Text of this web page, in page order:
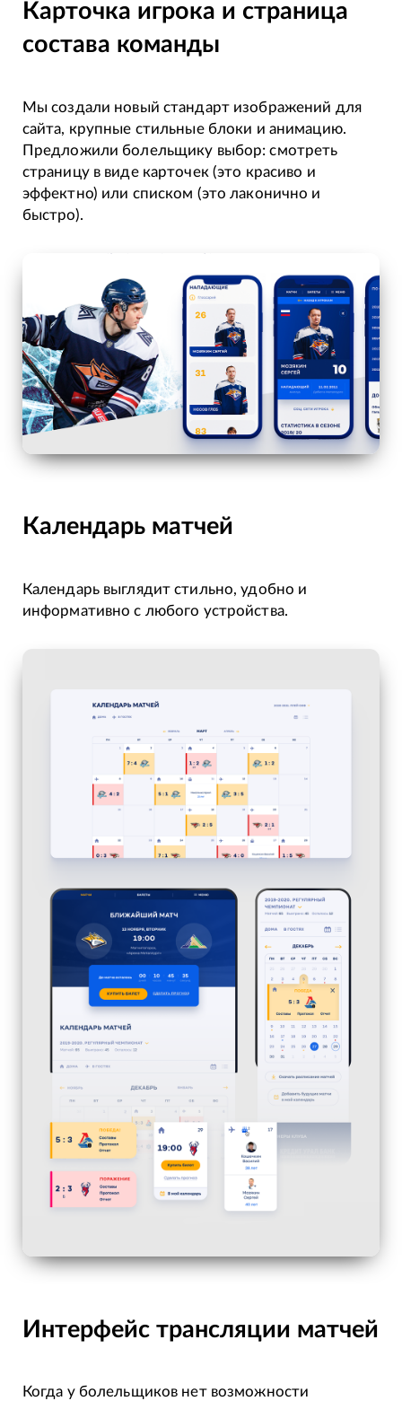
Карточка игрока и страница
состава команды
Мы создали новый стандарт изображений для
сайта, крупные стильные блоки и анимацию.
Предложили болельщику выбор: смотреть
страницу в виде карточек (это красиво и
эффектно) или списком (это лаконично и
быстро).
Календарь матчей
Календарь выглядит стильно, удобно и
информативно с любого устройства.
Интерфейс трансляции матчей
Когда у болельщиков нет возможности